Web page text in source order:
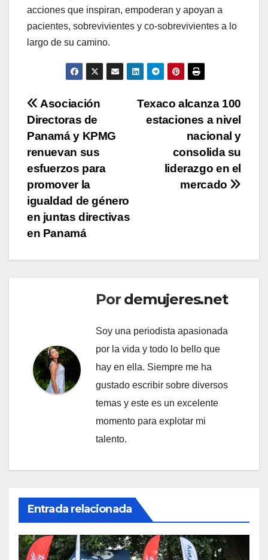
acciones que inspiran, empoderan y apoyan a
pacientes, sobrevivientes y co-sobrevivientes a lo
largo de su camino.
Navegación
de
entradas
Texaco alcanza 100
estaciones a nivel
nacional y
consolida su
liderazgo en el
mercado
Asociación
Directoras de
Panamá y KPMG
renuevan sus
esfuerzos para
promover la
igualdad de género
en juntas directivas
en Panamá
Por demujeres.net
Soy una periodista apasionada
por la vida y todo lo bello que
hay en ella. Siempre me ha
gustado escribir sobre diversos
temas y este es un excelente
momento para explotar mi
talento.
Entrada relacionada